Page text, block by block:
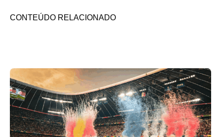
CONTEÚDO RELACIONADO